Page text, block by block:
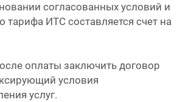
согласованных условий и
тарифа ИТС составляется счет на
оплаты заключить договор
условия
услуг.